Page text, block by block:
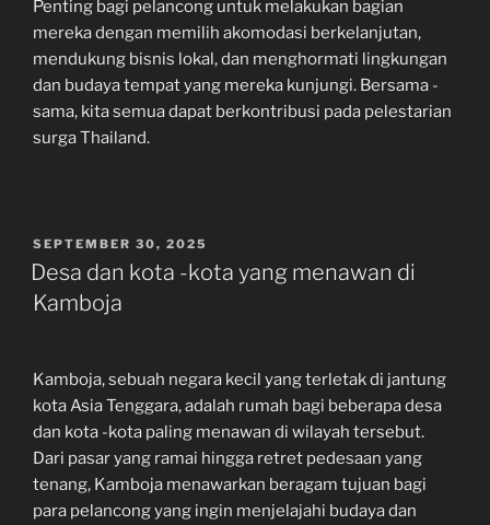
Penting bagi pelancong untuk melakukan bagian
mereka dengan memilih akomodasi berkelanjutan,
mendukung bisnis lokal, dan menghormati lingkungan
dan budaya tempat yang mereka kunjungi. Bersama -
sama, kita semua dapat berkontribusi pada pelestarian
surga Thailand.
POSTED
ON
SEPTEMBER 30, 2025
Desa dan kota -kota yang menawan di
Kamboja
Kamboja, sebuah negara kecil yang terletak di jantung
kota Asia Tenggara, adalah rumah bagi beberapa desa
dan kota -kota paling menawan di wilayah tersebut.
Dari pasar yang ramai hingga retret pedesaan yang
tenang, Kamboja menawarkan beragam tujuan bagi
para pelancong yang ingin menjelajahi budaya dan